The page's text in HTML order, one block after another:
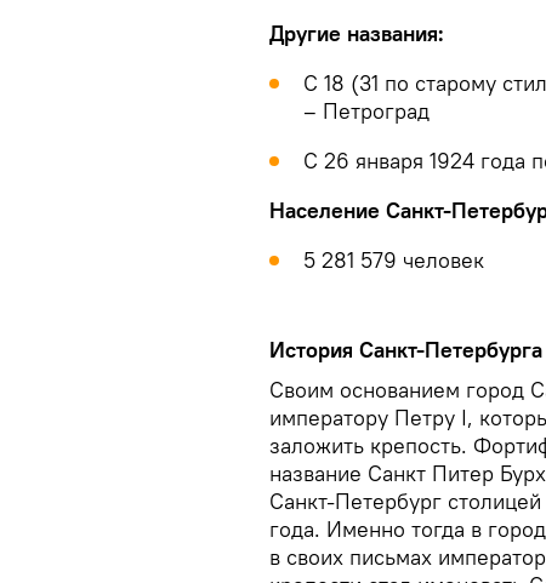
Другие названия:
С 18 (31 по старому
– Петроград
С 26 января 1924 года
Население Санкт-
5 281 579 человек
История Санкт-Петербурга
Своим основанием город
императору Петру I,
заложить крепость.
название Санкт Питер
Санкт-Петербург столицей
года. Именно тогда в
в своих письмах